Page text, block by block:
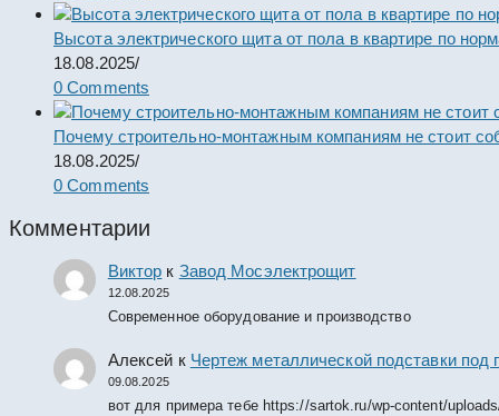
Высота электрического щита от пола в квартире по
18.08.2025/
0 Comments
Почему строительно-монтажным компаниям не стоит
18.08.2025/
0 Comments
Комментарии
Виктор к Завод Мосэлектрощит
12.08.2025
Современное оборудование и производство
Алексей к Чертеж металлической подставки
09.08.2025
вот для примера тебе https://sartok.ru/wp-content/